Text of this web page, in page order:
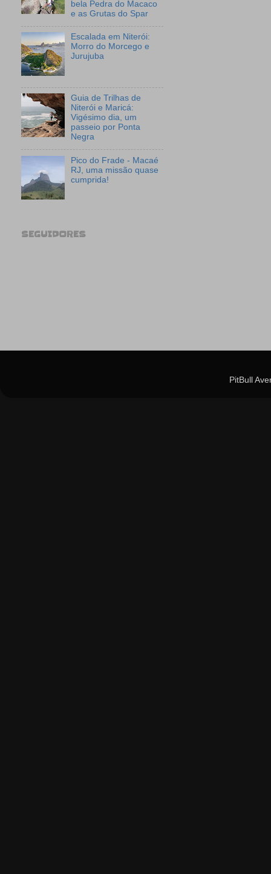
bela Pedra do Macaco
e as Grutas do Spar
Escalada em Niterói:
Morro do Morcego e
Jurujuba
Guia de Trilhas de
Niterói e Maricá:
Vigésimo dia, um
passeio por Ponta
Negra
Pico do Frade - Macaé
RJ, uma missão quase
cumprida!
SEGUIDORES
PitBull